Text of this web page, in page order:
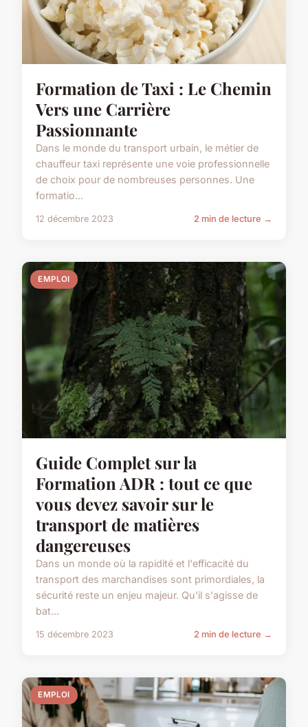
Formation de Taxi : Le Chemin
Vers une Carrière
Passionnante
Dans le monde du transport urbain, le métier de
chauffeur taxi représente une voie professionnelle
de choix pour de nombreuses personnes. Une
formatio...
12 décembre 2023 2 min de lecture →
EMPLOI
Guide Complet sur la
Formation ADR : tout ce que
vous devez savoir sur le
transport de matières
dangereuses
Dans un monde où la rapidité et l'efficacité du
transport des marchandises sont primordiales, la
sécurité reste un enjeu majeur. Qu'il s'agisse de
bat...
15 décembre 2023 2 min de lecture →
EMPLOI